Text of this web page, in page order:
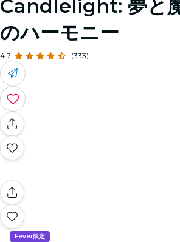
Candlelight: 夢と
のハーモニー
4.7 (333)
Fever限定